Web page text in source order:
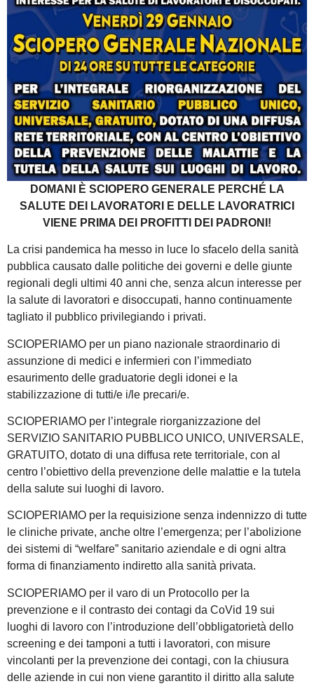
DOMANI È SCIOPERO GENERALE PERCHÉ LA
SALUTE DEI LAVORATORI E DELLE LAVORATRICI
VIENE PRIMA DEI PROFITTI DEI PADRONI!
La crisi pandemica ha messo in luce lo sfacelo della sanità
pubblica causato dalle politiche dei governi e delle giunte
regionali degli ultimi 40 anni che, senza alcun interesse per
la salute di lavoratori e disoccupati, hanno continuamente
tagliato il pubblico privilegiando i privati.
SCIOPERIAMO per un piano nazionale straordinario di
assunzione di medici e infermieri con l’immediato
esaurimento delle graduatorie degli idonei e la
stabilizzazione di tutti/e i/le precari/e.
SCIOPERIAMO per l’integrale riorganizzazione del
SERVIZIO SANITARIO PUBBLICO UNICO, UNIVERSALE,
GRATUITO, dotato di una diffusa rete territoriale, con al
centro l’obiettivo della prevenzione delle malattie e la tutela
della salute sui luoghi di lavoro.
SCIOPERIAMO per la requisizione senza indennizzo di tutte
le cliniche private, anche oltre l’emergenza; per l’abolizione
dei sistemi di “welfare” sanitario aziendale e di ogni altra
forma di finanziamento indiretto alla sanità privata.
SCIOPERIAMO per il varo di un Protocollo per la
prevenzione e il contrasto dei contagi da CoVid 19 sui
luoghi di lavoro con l’introduzione dell’obbligatorietà dello
screening e dei tamponi a tutti i lavoratori, con misure
vincolanti per la prevenzione dei contagi, con la chiusura
delle aziende in cui non viene garantito il diritto alla salute